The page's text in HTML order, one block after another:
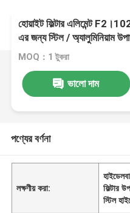
হোয়াইট ফিল্টার এলিমেন্ট
এর জন্য স্টিল /
সেমি আকার
MOQ：1 টুকরা
ভালো দাম
পণ্যের বর্ণনা
লক্ষণীয় করা:
ফিল্টার
স্টিল